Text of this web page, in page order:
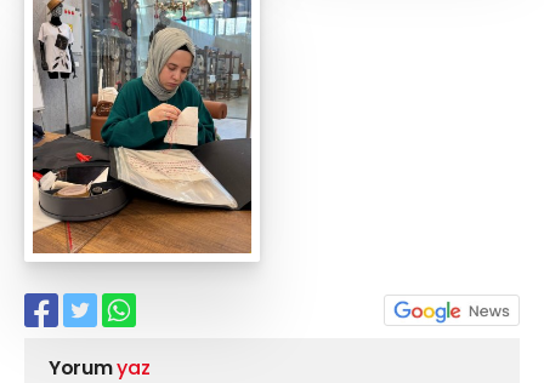
Yorumyaz